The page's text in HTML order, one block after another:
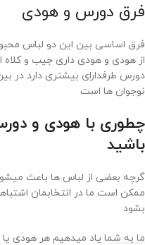
فرق دورس و هودی
فرق اساسی بین این دو لباس
از هودی و هودی داری جیب و
دورس طرفدارای بیشتری دارد در
نوجوان ها است
چطوری با هودی و
باشید
گرچه بعضی از لباس ها باعث
ممکن است ما در انتخابمان
بشود
ما به شما یاد میدهیم هر هودی